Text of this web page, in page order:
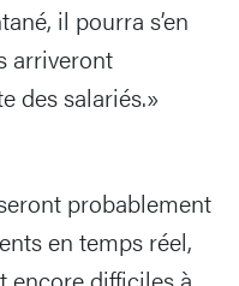
il pourra s’en
arriveront
des salariés.»
probablement
en temps réel,
encore difficiles à